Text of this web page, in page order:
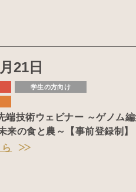
21日
学生の方向け
端技術ウェビナー ～ゲノム
来の食と農～【事前登録制】